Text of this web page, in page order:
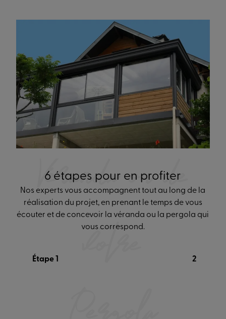
L’installation
de votre
Véranda ou de
votre
6 étapes pour en profiter
Nos experts vous accompagnent tout au long de la
réalisation du projet, en prenant le temps de vous
écouter et de concevoir la véranda ou la pergola qui
vous correspond.
Étape 1 2